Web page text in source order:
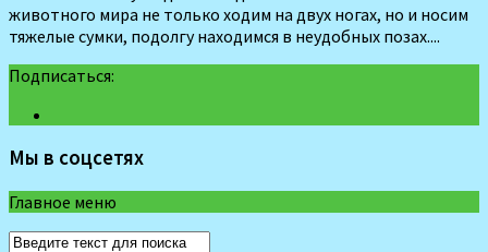
животного мира не только ходим на двух ногах, но и носим
тяжелые сумки, подолгу находимся в неудобных позах....
Подписаться:
Мы в соцсетях
Главное меню